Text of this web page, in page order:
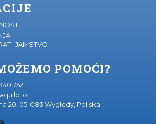
I JAMSTVO
POMOĆI?
752
20, 05-083 Wyględy, Poljska